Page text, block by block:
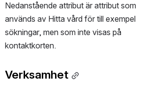
Nedanstående attribut är attribut som
används av Hitta vård för till exempel
sökningar, men som inte visas på
kontaktkorten.
Verksamhet